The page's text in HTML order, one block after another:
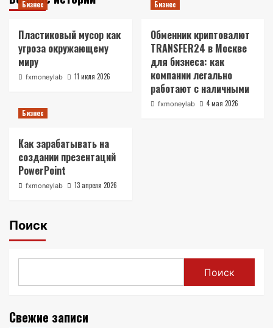
Бизнес
Пластиковый мусор как
угроза окружающему
миру
fxmoneylab 11 июля 2026
Бизнес
Обменник криптовалют
TRANSFER24 в Москве
для бизнеса: как
компании легально
работают с наличными
fxmoneylab
4 мая 2026
Бизнес
Как зарабатывать на
создании презентаций
PowerPoint
fxmoneylab 13 апреля 2026
Поиск
Поиск
Свежие записи